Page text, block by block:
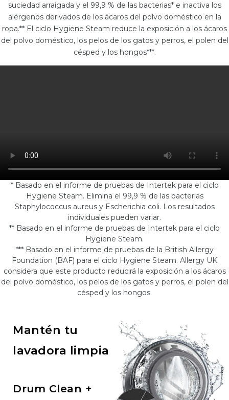
suciedad arraigada y el 99,9 % de las bacterias* e inactiva los
alérgenos derivados de los ácaros del polvo doméstico en la
ropa.** El ciclo Hygiene Steam reduce la exposición a los ácaros
del polvo doméstico, los pelos de los gatos y perros, el polen del
césped y los hongos***.
* Basado en el informe de pruebas de Intertek para el ciclo
Hygiene Steam. Elimina el 99,9 % de las bacterias
Staphylococcus aureus y Escherichia coli. Los resultados
individuales pueden variar.
** Basado en el informe de pruebas de Intertek para el ciclo
Hygiene Steam.
*** Basado en el informe de pruebas de la British Allergy
Foundation (BAF) para el ciclo Hygiene Steam. Allergy UK
considera que este producto reducirá la exposición a los ácaros
del polvo doméstico, los pelos de los gatos y perros, el polen del
césped y los hongos.
Mantén tu
lavadora limpia
Drum Clean +